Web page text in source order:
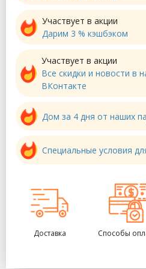
Участвует в акции
Дарим 3 % кэшбэком
Участвует в акции
Все скидки и новости в
ВКонтакте
Дом за 4 дня от наших
Специальные условия
Доставка Способы